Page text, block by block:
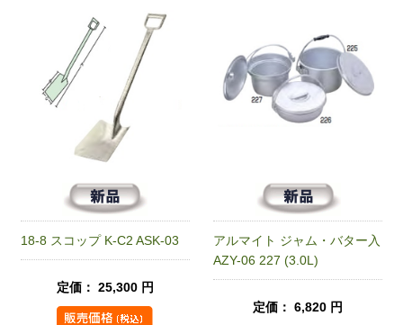
18-8 スコップ K-C2 ASK-03
定価： 25,300 円
アルマイト ジャム・バター入
AZY-06 227 (3.0L)
定価： 6,820 円